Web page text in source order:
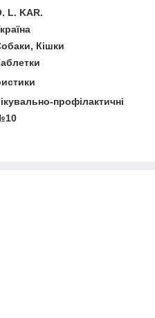
L. KAR.
Кішки
профілактичні